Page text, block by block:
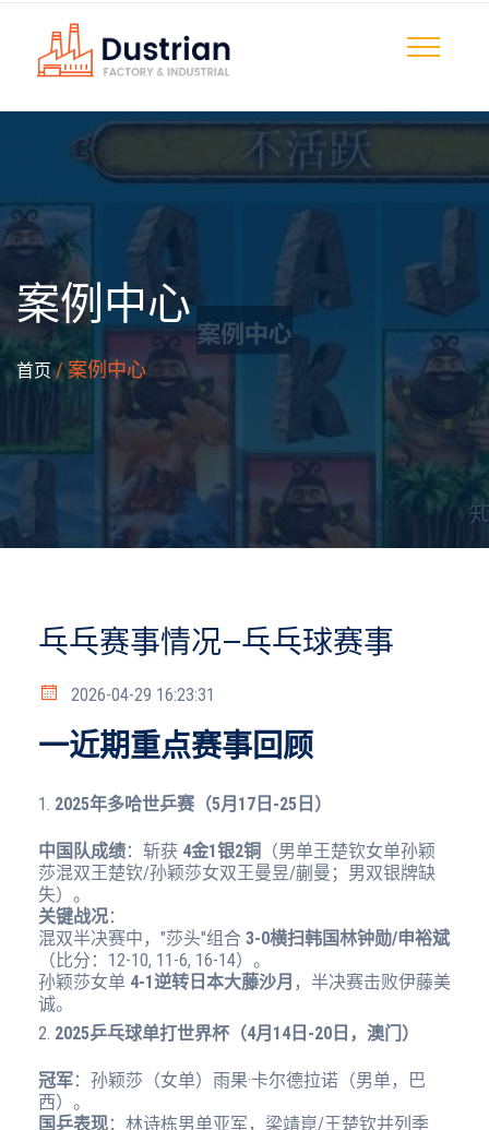
案例中心
首页/ 案例中心
乓乓赛事情况—乓乓球赛事
2026-04-29 16:23:31
一近期重点赛事回顾
1. 2025年多哈世乒赛（5月17日-25日）
中国队成绩：斩获 4金1银2铜
（男单王楚钦女单孙颖
莎混双王楚钦/孙颖莎女双王曼昱/蒯曼；男双银牌缺
失）。
关键战况：
混双半决赛中，"莎头"组合 3-0横扫韩国林钟勋/申裕斌
（比分：12-10, 11-6, 16-14）。
孙颖莎女单 4-1逆转日本大藤沙月 ，半决赛击败伊藤美
诚。
2. 2025乒乓球单打世界杯（4月14日-20日，澳门）
冠军：孙颖莎（女单）雨果·卡尔德拉诺（男单，巴
西）。
国乒表现：林诗栋男单亚军，梁靖崑/王楚钦并列季